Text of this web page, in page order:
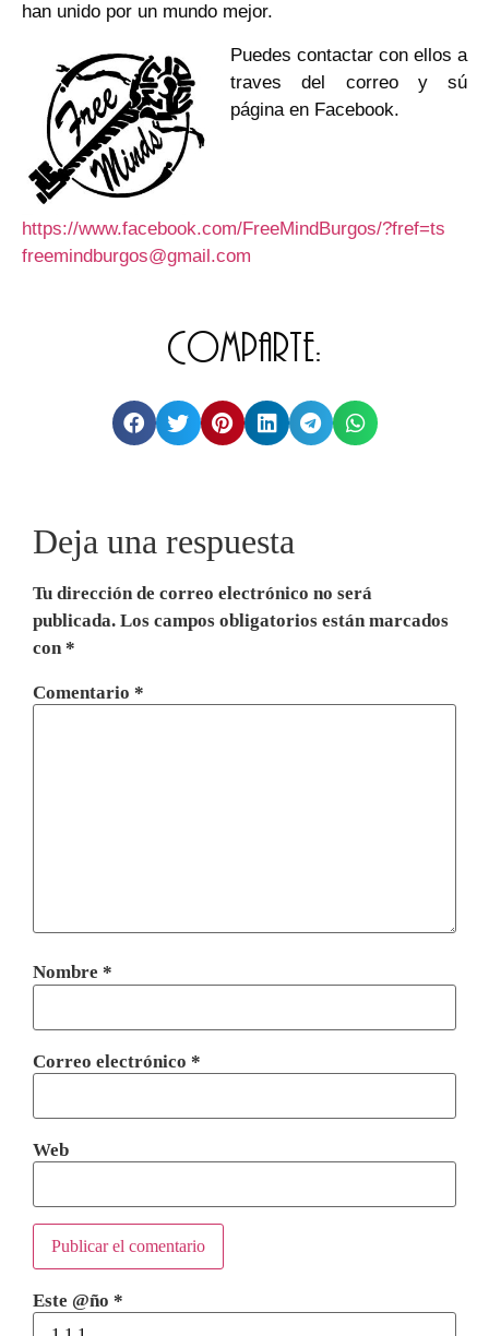
han unido por un mundo mejor.
Puedes contactar con ellos a
traves del correo y sú
página en Facebook.
https://www.facebook.com/FreeMindBurgos/?fref=ts
freemindburgos@gmail.com
Comparte:
Deja una respuesta
Tu dirección de correo electrónico no será
publicada. Los campos obligatorios están marcados
con*
Comentario *
Nombre *
Correo electrónico *
Web
Este @ño *